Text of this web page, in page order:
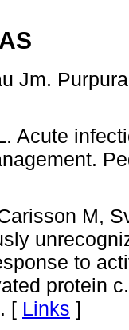
Jm.
Acute
M,
to
protein
[ Links ]